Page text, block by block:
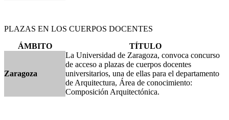
PLAZAS EN LOS CUERPOS DOCENTES
ÁMBITO
TÍTULO
Zaragoza
La Universidad de Zaragoza, convoca concurso
de acceso a plazas de cuerpos docentes
universitarios, una de ellas para el departamento
de Arquitectura, Área de conocimiento:
Composición Arquitectónica.